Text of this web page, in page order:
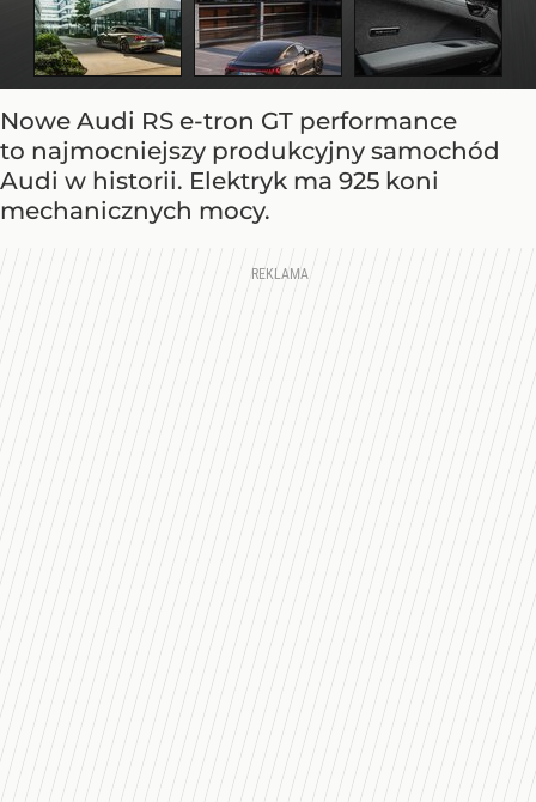
Nowe Audi RS e-tron GT performance
to najmocniejszy produkcyjny samochód
Audi w historii. Elektryk ma 925 koni
mechanicznych mocy.